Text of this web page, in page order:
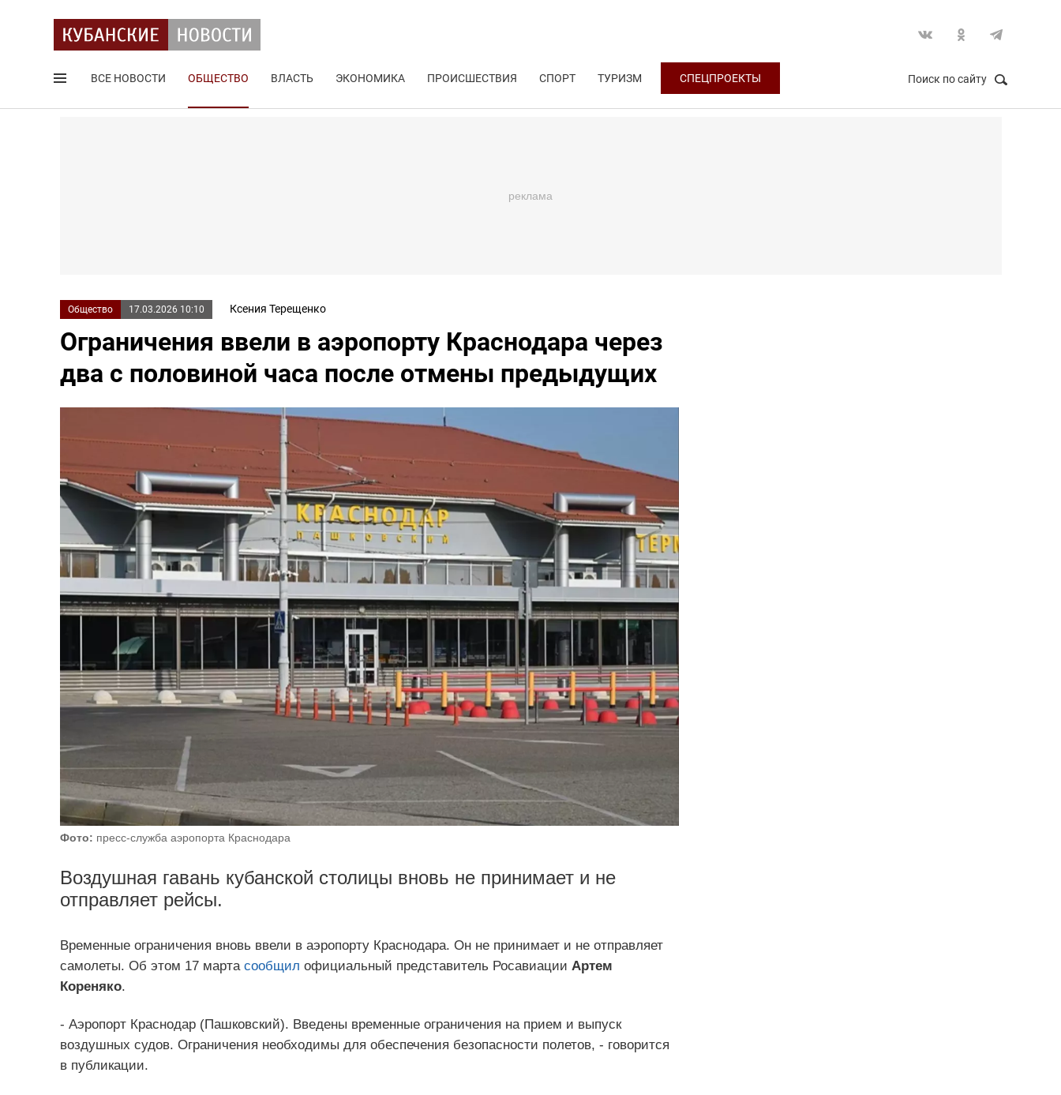
ВСЕ НОВОСТИ ОБЩЕСТВО ВЛАСТЬ ЭКОНОМИКА ПРОИСШЕСТВИЯ СПОРТ ТУРИЗМ СПЕЦПРОЕКТЫ Поиск по сайту
Общество 17.03.2026 10:10 Ксения Терещенко
Ограничения ввели в аэропорту Краснодара через
два с половиной часа после отмены предыдущих
Фото: пресс-служба аэропорта Краснодара
Воздушная гавань кубанской столицы вновь не принимает и не
отправляет рейсы.
Временные ограничения вновь ввели в аэропорту Краснодара. Он не принимает и не отправляет
самолеты. Об этом 17 марта сообщил официальный представитель Росавиации Артем
Кореняко.
- Аэропорт Краснодар (Пашковский). Введены временные ограничения на прием и выпуск
воздушных судов. Ограничения необходимы для обеспечения безопасности полетов, - говорится
в публикации.